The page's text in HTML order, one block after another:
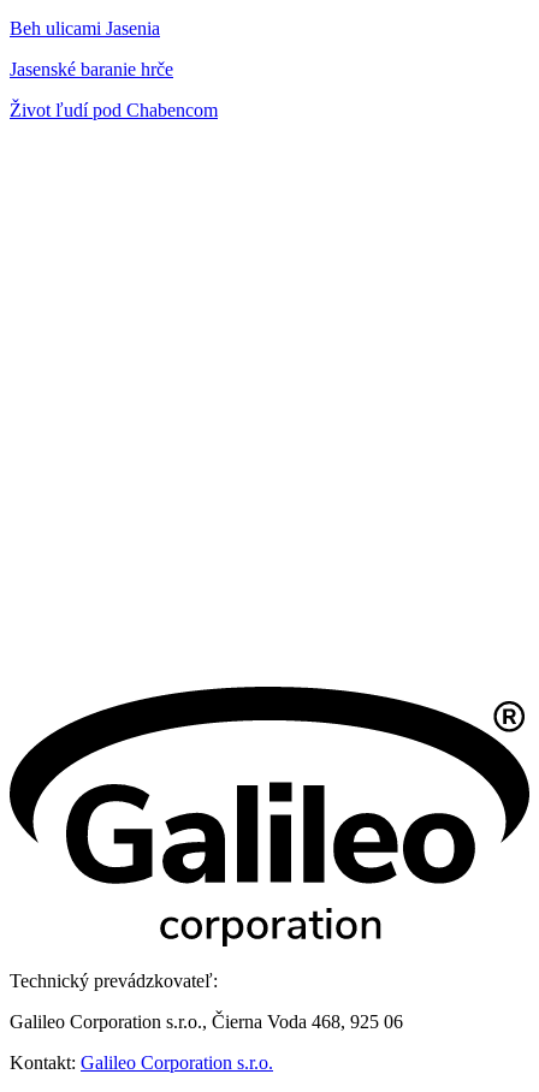
Beh ulicami Jasenia
Jasenské baranie hrče
Život ľudí pod Chabencom
Technický prevádzkovateľ:
Galileo Corporation s.r.o., Čierna Voda 468, 925 06
Kontakt: Galileo Corporation s.r.o.